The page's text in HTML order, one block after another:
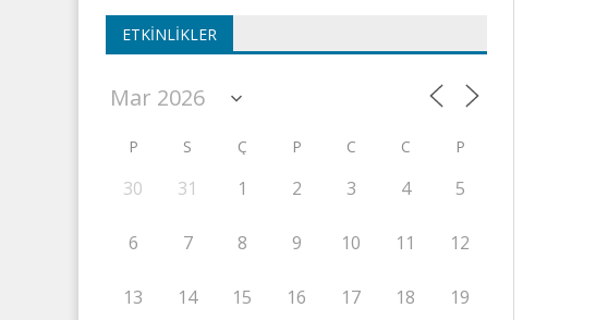
ETKINLIKLER
P S Ç P C C P
30 31 1 2 3 4 5
6 7 8 9 10 11 12
13 14 15 16 17 18 19